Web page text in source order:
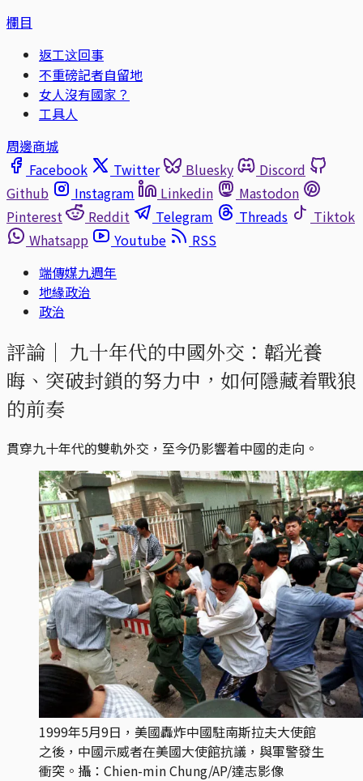
欄目
返工这回事
不重磅記者自留地
女人沒有國家？
工具人
周邊商城
Facebook
Twitter Bluesky
Discord
Github
Instagram Linkedin
Mastodon
Pinterest
Reddit Telegram Threads
Tiktok
Whatsapp
Youtube
RSS
端傳媒九週年
地緣政治
政治
評論｜ 九十年代的中國外交：韜光養
晦、突破封鎖的努力中，如何隱藏着戰狼
的前奏
貫穿九十年代的雙軌外交，至今仍影響着中國的走向。
1999年5月9日，美國轟炸中國駐南斯拉夫大使館
之後，中國示威者在美國大使館抗議，與軍警發生
衝突。攝：Chien-min Chung/AP/達志影像